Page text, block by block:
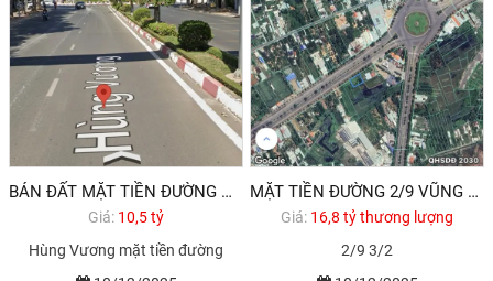
BÁN ĐẤT MẶT TIỀN ĐƯỜNG HÙNG VƯƠNG TP BÀ RỊA
Giá: 10,5 tỷ
Hùng Vương mặt tiền đường
MẶT TIỀN ĐƯỜNG 2/9 VŨNG TÀU CẦN BÁN ĐẤT
Giá: 16,8 tỷ thương lượng
2/9 3/2